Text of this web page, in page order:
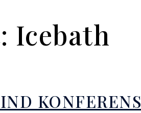
Icebath
KONFERENS